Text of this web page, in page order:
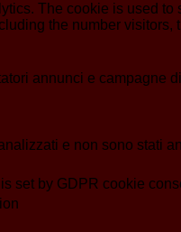
The cookie is used
the number
annunci e
e non sono stati
set by GDPR cookie